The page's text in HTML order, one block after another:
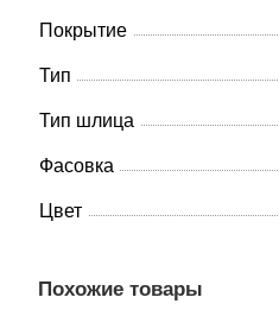
Покрытие
Тип
Тип шлица
Фасовка
Цвет
Похожие товары